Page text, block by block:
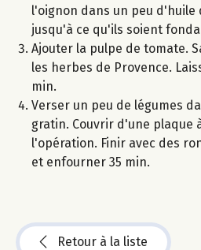
l'oignon dans un peu d'huile
jusqu'à ce qu'ils soient
Ajouter la pulpe de tomate.
les herbes de Provence.
min.
Verser un peu de légumes
gratin. Couvrir d'une plaque
l'opération. Finir avec des
et enfourner 35 min.
Retour à la liste